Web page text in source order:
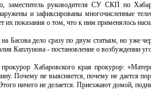
заместитель руководителя СУ СКП по
и зафиксированы многочисленные
их показания о том, что к ним применялось
на Басова дело сразу по двум статьям, но уже
Каплунова - постановление о возбуждении
Хабаровского края прокурор:
Почему не выясняется, почему не дается
ничего не делается. Приезжают домой,